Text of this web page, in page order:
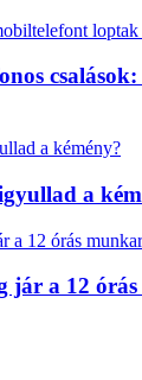
a
jár a 12